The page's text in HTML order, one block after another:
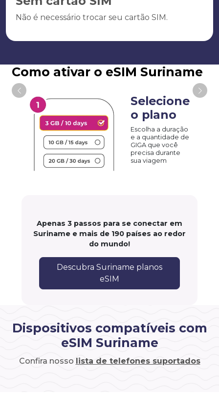
Não é necessário trocar seu cartão SIM.
Como ativar o eSIM Suriname
Selecione
o plano
Escolha a duração
e a quantidade de
GIGA que você
precisa durante
sua viagem
Apenas 3 passos para se conectar em
Suriname e mais de 190 países ao redor
do mundo!
Descubra Suriname planos
eSIM
Dispositivos compatíveis com
eSIM Suriname
Confira nosso lista de telefones suportados